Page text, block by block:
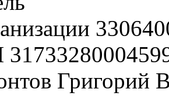
Григорий